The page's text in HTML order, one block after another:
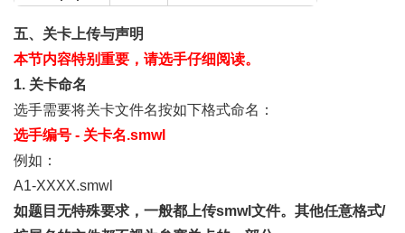
五、关卡上传与声明
本节内容特别重要，请选手仔细阅读。
1. 关卡命名
选手需要将关卡文件名按如下格式命名：
选手编号 - 关卡名.smwl
例如：
A1-XXXX.smwl
如题目无特殊要求，一般都上传smwl文件。其他任意格式/